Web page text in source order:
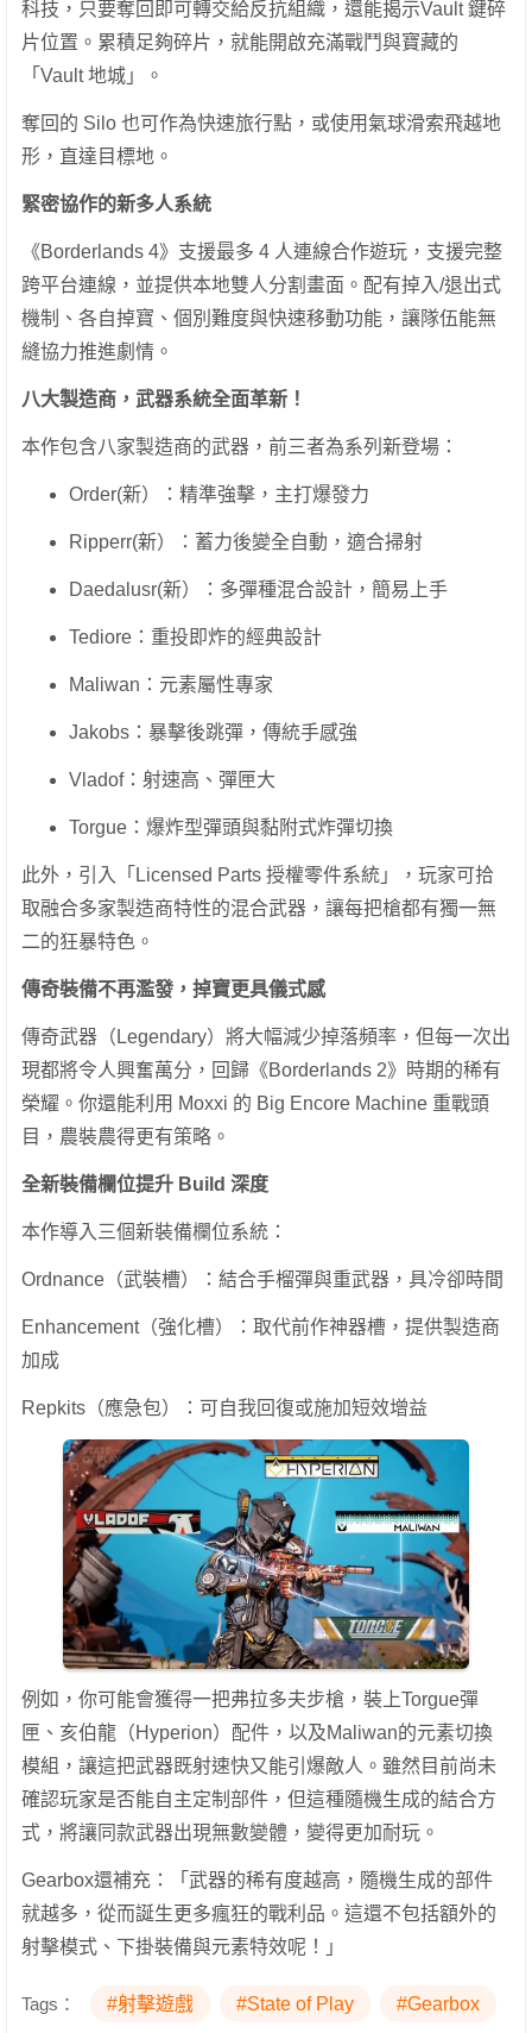
科技，只要奪回即可轉交給反抗組織，還能揭示Vault 鍵碎
片位置。累積足夠碎片，就能開啟充滿戰鬥與寶藏的
「Vault 地城」。
奪回的 Silo 也可作為快速旅行點，或使用氣球滑索飛越地
形，直達目標地。
緊密協作的新多人系統
《Borderlands 4》支援最多 4 人連線合作遊玩，支援完整
跨平台連線，並提供本地雙人分割畫面。配有掉入/退出式
機制、各自掉寶、個別難度與快速移動功能，讓隊伍能無
縫協力推進劇情。
八大製造商，武器系統全面革新！
本作包含八家製造商的武器，前三者為系列新登場：
Order(新）：精準強擊，主打爆發力
Ripperr(新）：蓄力後變全自動，適合掃射
Daedalusr(新）：多彈種混合設計，簡易上手
Tediore：重投即炸的經典設計
Maliwan：元素屬性專家
Jakobs：暴擊後跳彈，傳統手感強
Vladof：射速高、彈匣大
Torgue：爆炸型彈頭與黏附式炸彈切換
此外，引入「Licensed Parts 授權零件系統」，玩家可拾
取融合多家製造商特性的混合武器，讓每把槍都有獨一無
二的狂暴特色。
傳奇裝備不再濫發，掉寶更具儀式感
傳奇武器（Legendary）將大幅減少掉落頻率，但每一次出
現都將令人興奮萬分，回歸《Borderlands 2》時期的稀有
榮耀。你還能利用 Moxxi 的 Big Encore Machine 重戰頭
目，農裝農得更有策略。
全新裝備欄位提升 Build 深度
本作導入三個新裝備欄位系統：
Ordnance（武裝槽）：結合手榴彈與重武器，具冷卻時間
Enhancement（強化槽）：取代前作神器槽，提供製造商
加成
Repkits（應急包）：可自我回復或施加短效增益
例如，你可能會獲得一把弗拉多夫步槍，裝上Torgue彈
匣、亥伯龍（Hyperion）配件，以及Maliwan的元素切換
模組，讓這把武器既射速快又能引爆敵人。雖然目前尚未
確認玩家是否能自主定制部件，但這種隨機生成的結合方
式，將讓同款武器出現無數變體，變得更加耐玩。
Gearbox還補充：「武器的稀有度越高，隨機生成的部件
就越多，從而誕生更多瘋狂的戰利品。這還不包括額外的
射擊模式、下掛裝備與元素特效呢！」
Tags： #射擊遊戲 #State of Play #Gearbox